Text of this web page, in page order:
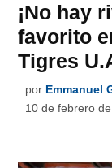
¡No hay
favorito
Tigres
por Emmanuel
10 de febrero